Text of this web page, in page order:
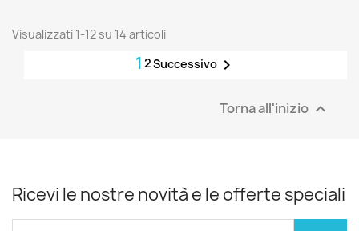
Visualizzati 1-12 su 14 articoli
1 2Successivo
Torna all'inizio 
Ricevi le nostre novità e le offerte speciali